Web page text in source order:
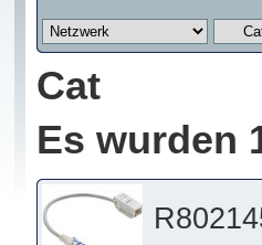
Cat
Es wurden